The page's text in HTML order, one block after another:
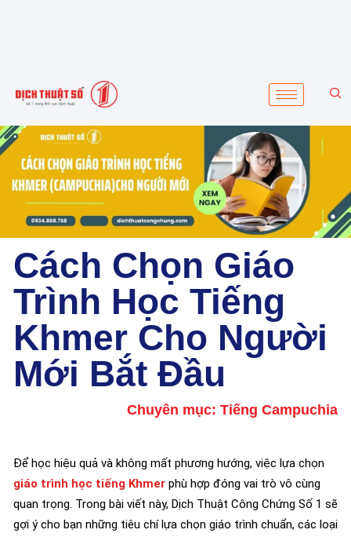
Cách Chọn Giáo
Trình Học Tiếng
Khmer Cho Người
Mới Bắt Đầu
Chuyên mục: Tiếng Campuchia
Để học hiệu quả và không mất phương hướng, việc lựa chọn
giáo trình học tiếng Khmer phù hợp đóng vai trò vô cùng
quan trọng. Trong bài viết này, Dịch Thuật Công Chứng Số 1 sẽ
gợi ý cho bạn những tiêu chí lựa chọn giáo trình chuẩn, các loại